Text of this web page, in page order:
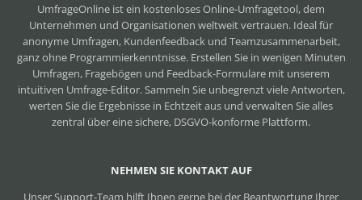
UmfrageOnline ist ein kostenloses Online-Umfragetool, dem
Unternehmen und Organisationen weltweit vertrauen. Ideal für
anonyme Umfragen, Kundenfeedback und Teamzusammenarbeit,
ganz ohne Programmierkenntnisse. Erstellen Sie in wenigen Minuten
Umfragen, Fragebögen und Feedback-Formulare mit unserem
intuitiven Umfrage-Editor. Sammeln Sie unbegrenzt viele Antworten,
werten Sie die Ergebnisse in Echtzeit aus und verwalten Sie alles
zentral über eine sichere, DSGVO-konforme Plattform.
NEHMEN SIE KONTAKT AUF
Unser Support-Team hilft Ihnen gerne bei der Beantwortung Ihrer